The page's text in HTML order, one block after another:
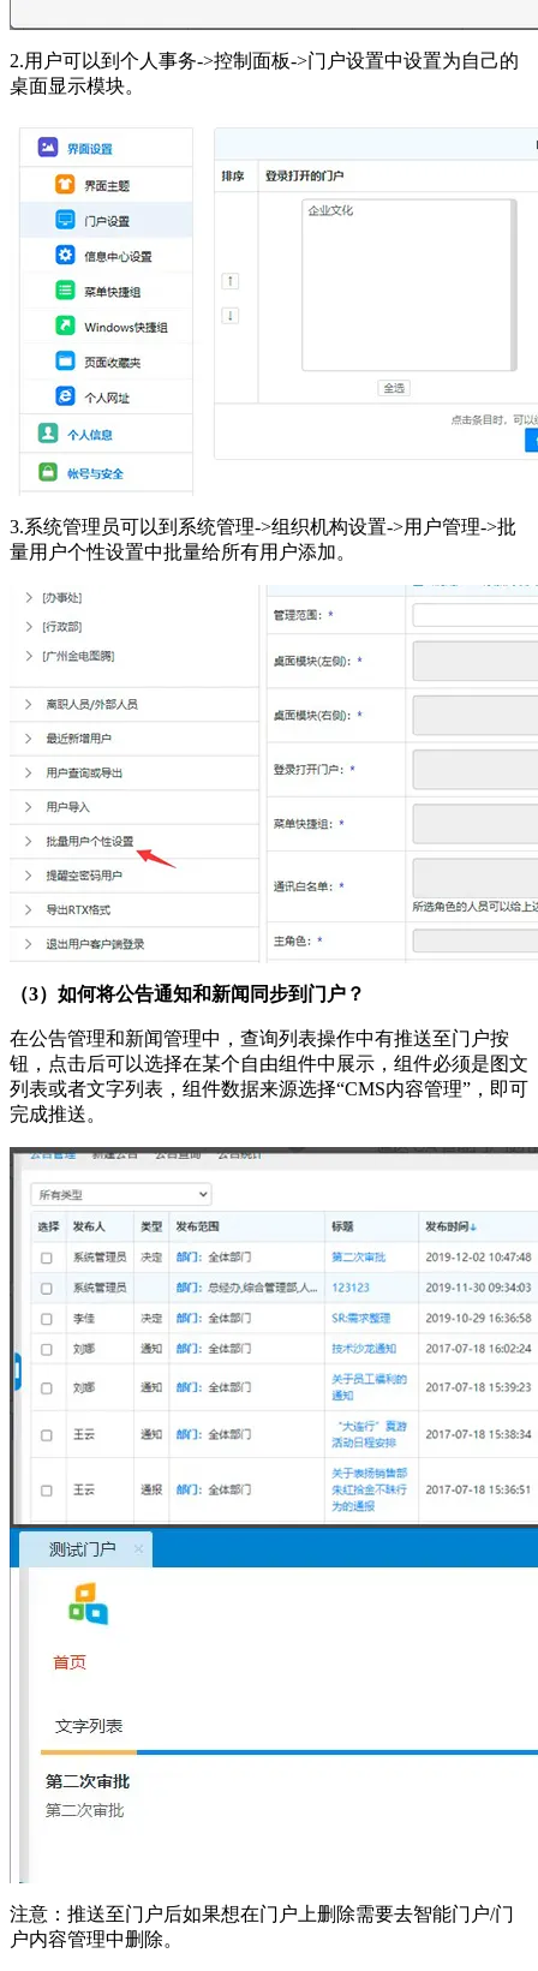
2.用户可以到个人事务->控制面板->门户设置中设置为自己的
桌面显示模块。
3.系统管理员可以到系统管理->组织机构设置->用户管理->批
量用户个性设置中批量给所有用户添加。
（3）如何将公告通知和新闻同步到门户？
在公告管理和新闻管理中，查询列表操作中有推送至门户按
钮，点击后可以选择在某个自由组件中展示，组件必须是图文
列表或者文字列表，组件数据来源选择“CMS内容管理”，即可
完成推送。
注意：推送至门户后如果想在门户上删除需要去智能门户/门
户内容管理中删除。